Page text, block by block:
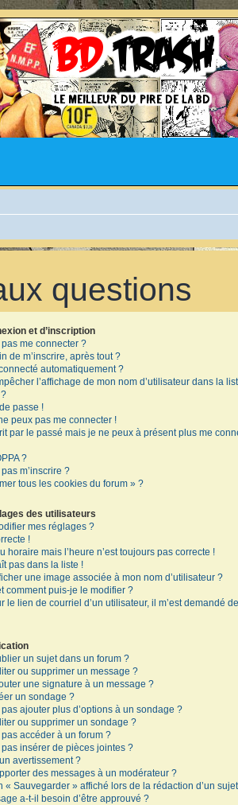
questions
et d’inscription
me connecter ?
de m’inscrire, après tout ?
automatiquement ?
l’affichage de mon nom d’utilisateur dans la
passe !
peux pas me connecter !
par le passé mais je ne peux à présent plus me
?
m’inscrire ?
tous les cookies du forum » ?
des utilisateurs
mes réglages ?
!
horaire mais l’heure n’est toujours pas correcte !
pas dans la liste !
une image associée à mon nom d’utilisateur ?
comment puis-je le modifier ?
le lien de courriel d’un utilisateur, il m’est demandé
un sujet dans un forum ?
ou supprimer un message ?
une signature à un message ?
un sondage ?
ajouter plus d’options à un sondage ?
ou supprimer un sondage ?
accéder à un forum ?
insérer de pièces jointes ?
avertissement ?
des messages à un modérateur ?
« Sauvegarder » affiché lors de la rédaction d’un
a-t-il besoin d’être approuvé ?